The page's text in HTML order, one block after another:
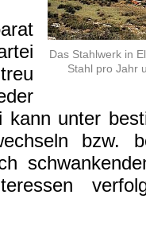
Das Stahlwerk in
Stahl pro Jahr
kann unter
bzw.